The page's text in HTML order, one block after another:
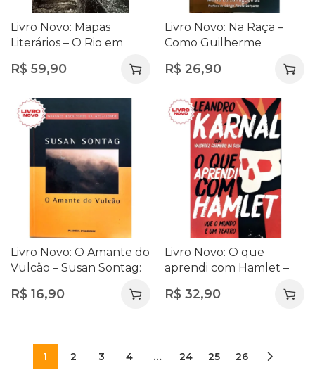
Livro Novo: Mapas
Literários – O Rio em
R$ 59,90
Livro Novo: Na Raça –
Como Guilherme
Revolucionou o
Brasileiro – Maria Luíza
Filgueiras
R$ 26,90
Livro Novo: O Amante do
Vulcão – Susan Sontag:
sobre Amor, Desejo e
R$ 16,90
Livro Novo: O que
aprendi com Hamlet –
R$ 32,90
1 2 3 4 … 24 25 26